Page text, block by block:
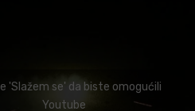
'Slažem se' da biste omogućili
Youtube